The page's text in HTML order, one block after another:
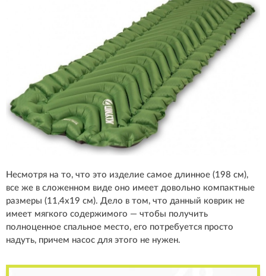
Несмотря на то, что это изделие самое длинное (198 см),
все же в сложенном виде оно имеет довольно компактные
размеры (11,4х19 см). Дело в том, что данный коврик не
имеет мягкого содержимого — чтобы получить
полноценное спальное место, его потребуется просто
надуть, причем насос для этого не нужен.